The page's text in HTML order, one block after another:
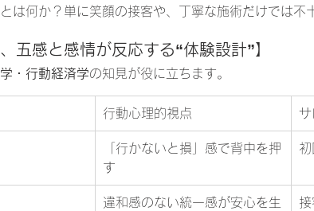
は何か？単に笑顔の接客や、丁寧な施術だけでは不
五感と感情が反応する“体験設計”】
・行動経済学の知見が役に立ちます。
行動心理的視点 サ
「行かないと損」感で背中を押
す
違和感のない統一感が安心を生